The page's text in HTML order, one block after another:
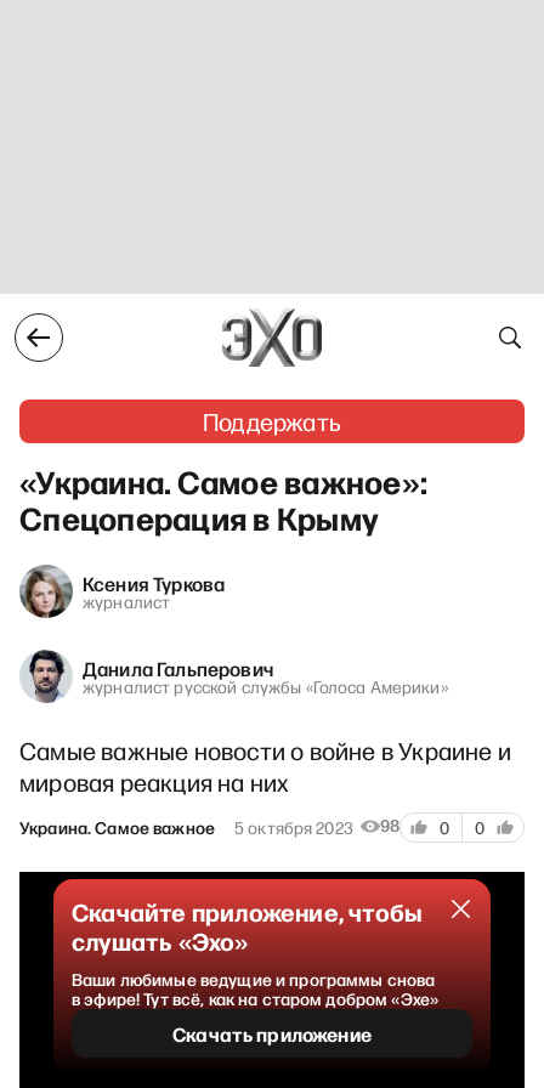
Поддержать
«Украина. Самое важное»:
Спецоперация в Крыму
Ксения Туркова
журналист
Данила Гальперович
журналист русской службы «Голоса Америки»
Самые важные новости о войне в Украине и
мировая реакция на них
Украина. Самое важное 5 октября 2023 98 0 0
Скачайте приложение, чтобы
слушать «Эхо»
Ваши любимые ведущие и программы снова
в эфире! Тут всё, как на старом добром «Эхе»
Скачать приложение